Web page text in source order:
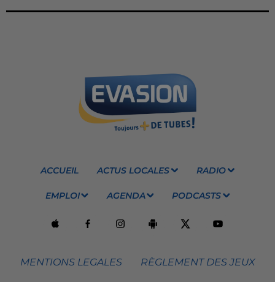
ACCUEIL ACTUS LOCALES RADIO
EMPLOI AGENDA PODCASTS
MENTIONS LEGALES RÈGLEMENT DES JEUX